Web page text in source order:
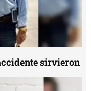
sirvieron